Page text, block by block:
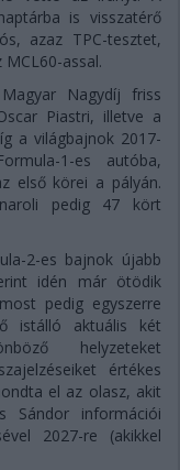
is visszatérő
azaz TPC-tesztet,
assal.
Nagydíj friss
Piastri, illetve a
a világbajnok 2017-
1-es autóba,
első körei a pályán.
pedig 47 kört
2-es bajnok újabb
idén már ötödik
pedig egyszerre
istálló aktuális két
helyzeteket
értékes
el az olasz, akit
Sándor információi
2027-re (akikkel